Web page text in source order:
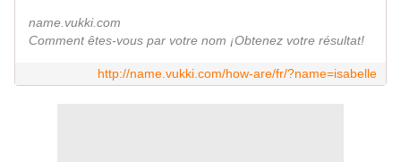
name.vukki.com
Comment êtes-vous par votre nom ¡Obtenez votre résultat!
http://name.vukki.com/how-are/fr/?name=isabelle